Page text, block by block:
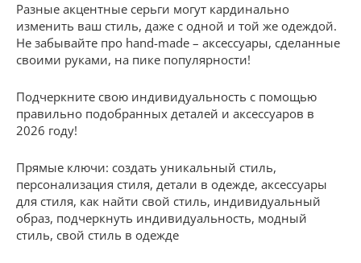
Разные акцентные серьги могут кардинально
изменить ваш стиль, даже с одной и той же одеждой.
Не забывайте про hand-made – аксессуары, сделанные
своими руками, на пике популярности!
Подчеркните свою индивидуальность с помощью
правильно подобранных деталей и аксессуаров в
2026 году!
Прямые ключи: создать уникальный стиль,
персонализация стиля, детали в одежде, аксессуары
для стиля, как найти свой стиль, индивидуальный
образ, подчеркнуть индивидуальность, модный
стиль, свой стиль в одежде